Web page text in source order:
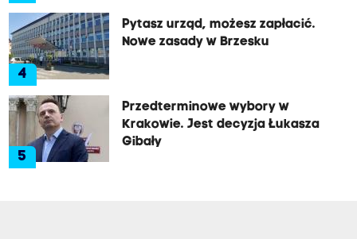
4
Pytasz urząd, możesz zapłacić.
Nowe zasady w Brzesku
5
Przedterminowe wybory w
Krakowie. Jest decyzja Łukasza
Gibały